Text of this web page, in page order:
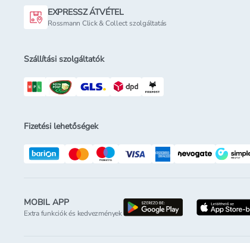
EXPRESSZ ÁTVÉTEL
Rossmann Click & Collect szolgáltatás
Szállítási szolgáltatók
Fizetési lehetőségek
MOBIL APP
Extra funkciók és kedvezmények
letöltés a